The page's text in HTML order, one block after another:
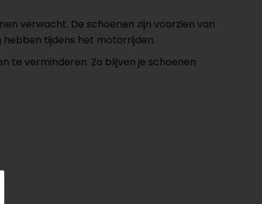
verwacht. De schoenen zijn voorzien van
hebben tijdens het motorrijden.
te verminderen. Zo blijven je schoenen